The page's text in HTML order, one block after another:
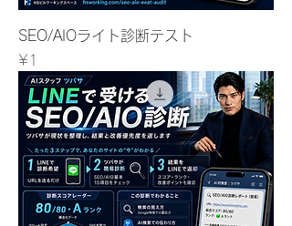
SEO/AIOライト診断テスト
Price
¥1